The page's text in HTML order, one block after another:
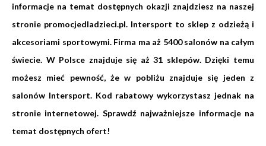
informacje na temat dostępnych okazji znajdziesz na naszej
stronie promocjedladzieci.pl. Intersport to sklep z odzieżą i
akcesoriami sportowymi. Firma ma aż 5400 salonów na całym
świecie. W Polsce znajduje się aż 31 sklepów. Dzięki temu
możesz mieć pewność, że w pobliżu znajduje się jeden z
salonów Intersport. Kod rabatowy wykorzystasz jednak na
stronie internetowej. Sprawdź najważniejsze informacje na
temat dostępnych ofert!